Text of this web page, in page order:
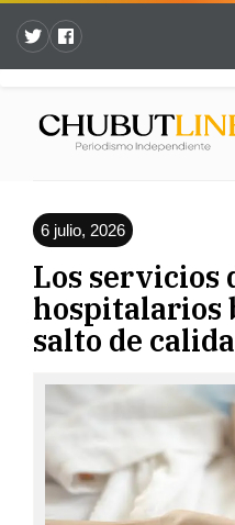
6 julio, 2026
Los servicios
hospitalarios
salto de